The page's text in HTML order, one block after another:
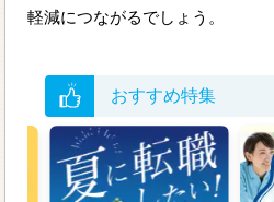
軽減につながるでしょう。
おすすめ特集